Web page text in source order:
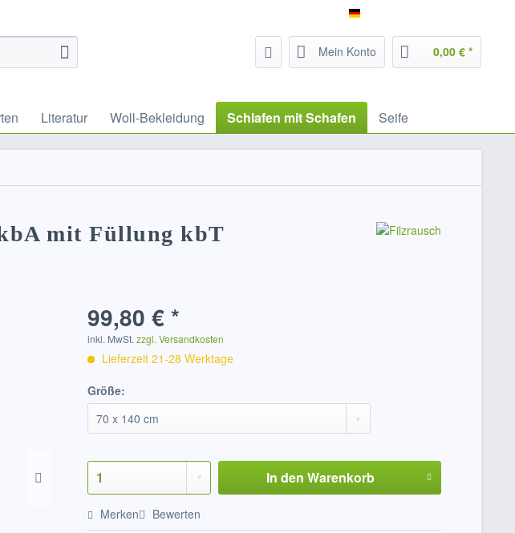
Mein Konto 0,00 € *
Literatur Woll-Bekleidung Schlafen mit Schafen Seife
mit Füllung kbT
99,80 € *
inkl. MwSt.zzgl. Versandkosten
Lieferzeit 21-28 Werktage
Größe:
In den Warenkorb
Merken Bewerten